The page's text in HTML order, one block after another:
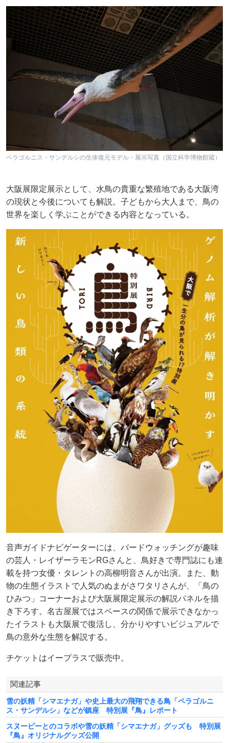
ペラゴルニス・サンデルシの生体復元モデル・展示写真（国立科学博物館蔵）
大阪展限定展示として、水鳥の貴重な繁殖地である大阪湾
の現状と今後についても解説。子どもから大人まで、鳥の
世界を楽しく学ぶことができる内容となっている。
音声ガイドナビゲーターには、バードウォッチングが趣味
の芸人・レイザーラモンRGさんと、鳥好きで専門誌にも連
載を持つ女優・タレントの高柳明音さんが出演。また、動
物の生態イラストで人気のぬまがさワタリさんが、「鳥の
ひみつ」コーナーおよび大阪展限定展示の解説パネルを描
き下ろす。名古屋展ではスペースの関係で展示できなかっ
たイラストも大阪展で復活し、分かりやすいビジュアルで
鳥の意外な生態を解説する。
チケットはイープラスで販売中。
関連記事
雪の妖精「シマエナガ」や史上最大の飛翔できる鳥「ペラゴルニ
ス・サンデルシ」などが鎮座 特別展『鳥』レポート
スヌーピーとのコラボや雪の妖精「シマエナガ」グッズも 特別展
『鳥』オリジナルグッズ公開